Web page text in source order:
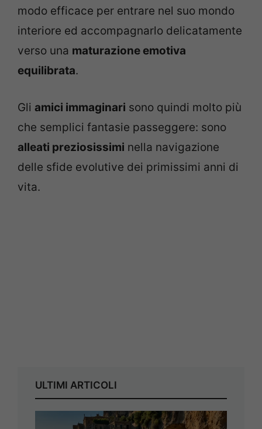
modo efficace per entrare nel suo mondo
interiore ed accompagnarlo delicatamente
verso una maturazione emotiva
equilibrata.
Gli amici immaginari sono quindi molto più
che semplici fantasie passeggere: sono
alleati preziosissimi nella navigazione
delle sfide evolutive dei primissimi anni di
vita.
ULTIMI ARTICOLI